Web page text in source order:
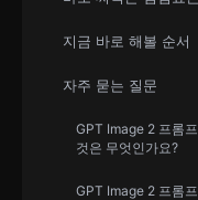
지금 바로 해볼 순서
자주 묻는 질문
GPT Image 2 프롬
것은 무엇인가요?
GPT Image 2 프롬